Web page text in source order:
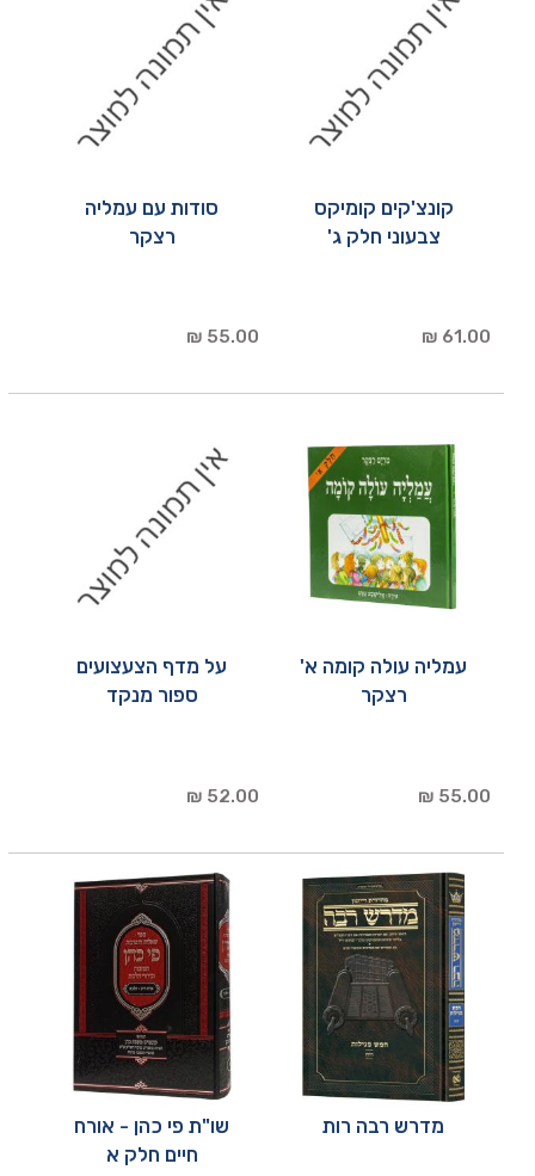
קונצ'קים קומיקס
צבעוני חלק ג'
61.00 ₪
סודות עם עמליה
רצקר
55.00 ₪
עמליה עולה קומה א'
רצקר
55.00 ₪
על מדף הצעצועים
ספור מנקד
52.00 ₪
מדרש רבה רות
שו"ת פי כהן - אורח
חיים חלק א